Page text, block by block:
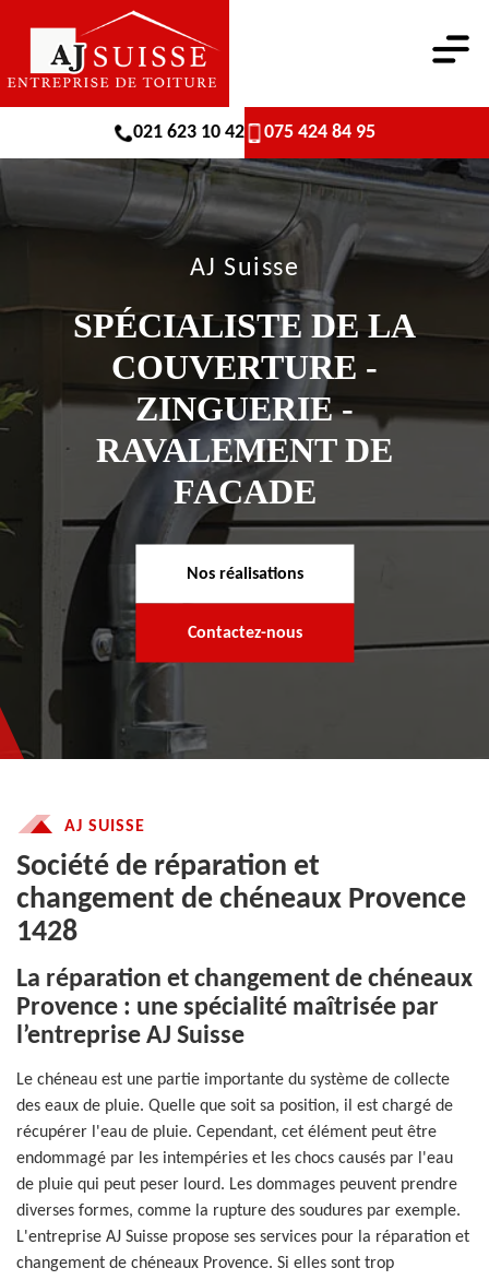
021 623 10 42 075 424 84 95
AJ Suisse
SPÉCIALISTE DE LA
COUVERTURE -
ZINGUERIE -
RAVALEMENT DE
FACADE
Nos réalisations
Contactez-nous
AJ SUISSE
Société de réparation et
changement de chéneaux Provence
1428
La réparation et changement de chéneaux
Provence : une spécialité maîtrisée par
l’entreprise AJ Suisse
Le chéneau est une partie importante du système de collecte
des eaux de pluie. Quelle que soit sa position, il est chargé de
récupérer l'eau de pluie. Cependant, cet élément peut être
endommagé par les intempéries et les chocs causés par l'eau
de pluie qui peut peser lourd. Les dommages peuvent prendre
diverses formes, comme la rupture des soudures par exemple.
L'entreprise AJ Suisse propose ses services pour la réparation et
changement de chéneaux Provence. Si elles sont trop